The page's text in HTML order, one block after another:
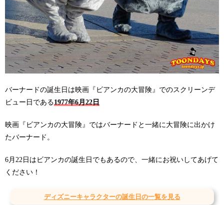
バーナードの誕生日は映画『ビアンカの大冒険』でのスクリーンデ
ビュー日である1977年6月22日
映画『ビアンカの大冒険』ではバーナードと一緒に大冒険に出かけ
たバーナード。
6月22日はビアンカの誕生日でもあるので、一緒にお祝いしてあげて
ください！
ディズニーキャラクターの誕生日の一覧を見る